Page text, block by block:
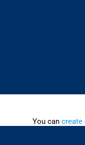
You can create